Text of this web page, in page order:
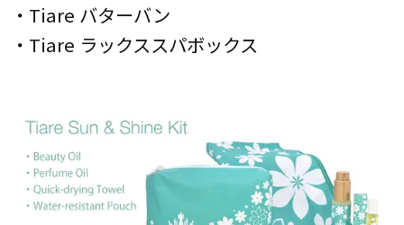
・Tiare バターバン
・Tiare ラックススパボックス